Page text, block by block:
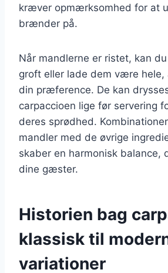
kræver opmærksomhed for at
brænder på.
Når mandlerne er ristet, kan
groft eller lade dem være
din præference. De kan
carpaccioen lige før servering
deres sprødhed.
mandler med de øvrige
skaber en harmonisk balance,
dine gæster.
Historien bag
klassisk til
variationer